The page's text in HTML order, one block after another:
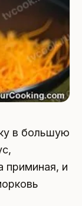
в большую
приминая, и